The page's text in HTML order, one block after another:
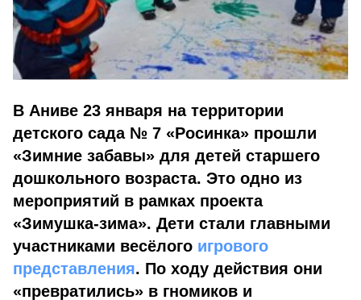
В Аниве 23 января на территории
детского сада № 7 «Росинка» прошли
«Зимние забавы» для детей старшего
дошкольного возраста. Это одно из
мероприятий в рамках проекта
«Зимушка-зима». Дети стали главными
участниками весёлого игрового
представления. По ходу действия они
«превратились» в гномиков и